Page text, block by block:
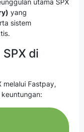
utama SPX
yang
sistem
di
melalui Fastpay,